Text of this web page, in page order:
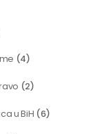
(4)
(2)
u BiH (6)